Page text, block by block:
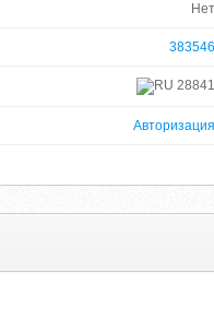
Нет
383546
28841
Авторизация